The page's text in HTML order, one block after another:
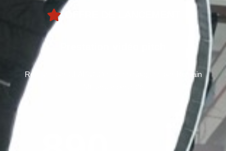
Réalisée par CLAP&CO et accompagnée par Romain